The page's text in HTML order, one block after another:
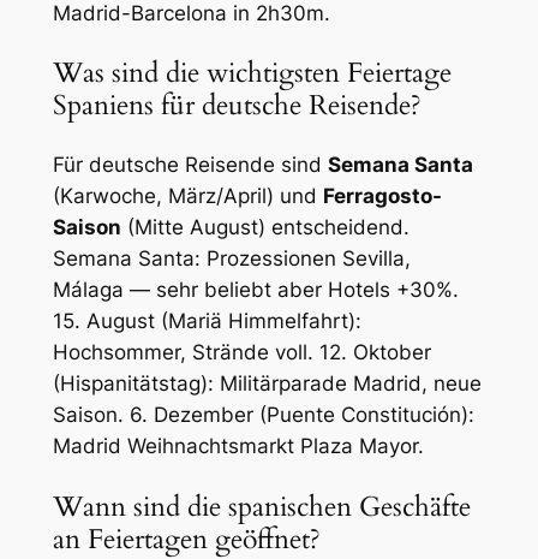
Madrid-Barcelona in 2h30m.
Was sind die wichtigsten Feiertage
Spaniens für deutsche Reisende?
Für deutsche Reisende sind Semana Santa
(Karwoche, März/April) und Ferragosto-
Saison (Mitte August) entscheidend.
Semana Santa: Prozessionen Sevilla,
Málaga — sehr beliebt aber Hotels +30%.
15. August (Mariä Himmelfahrt):
Hochsommer, Strände voll. 12. Oktober
(Hispanitätstag): Militärparade Madrid, neue
Saison. 6. Dezember (Puente Constitución):
Madrid Weihnachtsmarkt Plaza Mayor.
Wann sind die spanischen Geschäfte
an Feiertagen geöffnet?